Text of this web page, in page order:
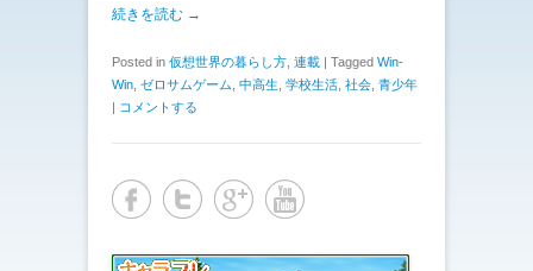
続きを読む →
Posted in 仮想世界の暮らし方 連載 Tagged Win-
Win ゼロサムゲーム 中高生 学校生活 社会 青少年
コメントする